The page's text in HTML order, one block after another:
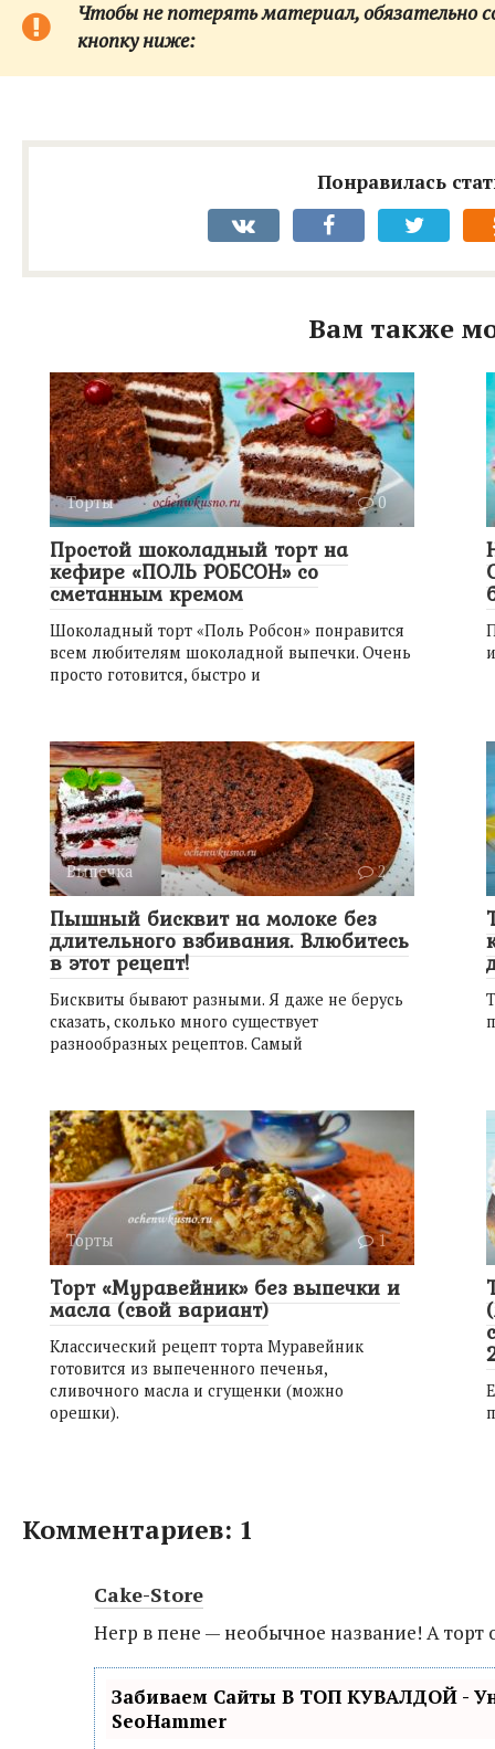
Чтобы не потерять материал, обязательно
кнопку ниже:
Понравилась
Вам также
Торты 0
Простой шоколадный торт на
кефире «ПОЛЬ РОБСОН» со
сметанным кремом
Шоколадный торт «Поль Робсон» понравится
всем любителям шоколадной выпечки. Очень
просто готовится, быстро и
Выпечка 2
Пышный бисквит на молоке без
длительного взбивания. Влюбитесь
в этот рецепт!
Бисквиты бывают разными. Я даже не берусь
сказать, сколько много существует
разнообразных рецептов. Самый
Торты 1
Торт «Муравейник» без выпечки и
масла (свой вариант)
Классический рецепт торта Муравейник
готовится из выпеченного печенья,
сливочного масла и сгущенки (можно
орешки).
Комментариев: 1
Cake-Store
Негр в пене — необычное название! А торт
Забиваем Сайты В ТОП КУВАЛДОЙ -
SeoHammer